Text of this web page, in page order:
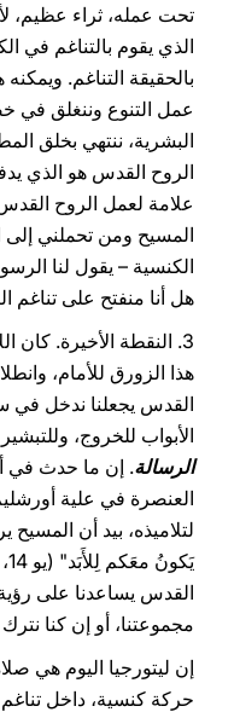
تحت عمله، ثراء عظيم،
الذي يقوم بالتناغم في
بالحقيقة التناغم.
عمل التنوع وننغلق في
البشرية، ننتهي بخلق
الروح القدس هو الذي
علامة لعمل الروح
المسيح ومن تحملني إلى
هل أنا منفتح على تناغم
3. النقطة الأخيرة.
هذا الزورق للأمام،
القدس يجعلنا ندخل في
الأبواب للخروج،
الرسالة. إن ما حدث في
العنصرة في علية
لتلاميذه، بيد أن
القدس يساعدنا على رؤية
مجموعتنا، أو إن كنا
إن ليتورجيا اليوم هي
حركة كنسية، داخل تناغم